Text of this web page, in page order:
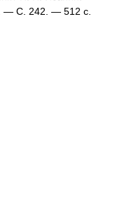
— С. 242. — 512 с.